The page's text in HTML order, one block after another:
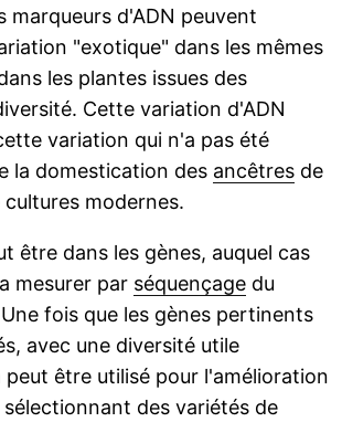
marqueurs d'ADN peuvent
"exotique" dans les mêmes
les plantes issues des
Cette variation d'ADN
variation qui n'a pas été
la domestication des ancêtresde
modernes.
être dans les gènes, auquel cas
mesurer par séquençagedu
fois que les gènes pertinents
avec une diversité utile
peut être utilisé pour l'amélioration
des variétés de